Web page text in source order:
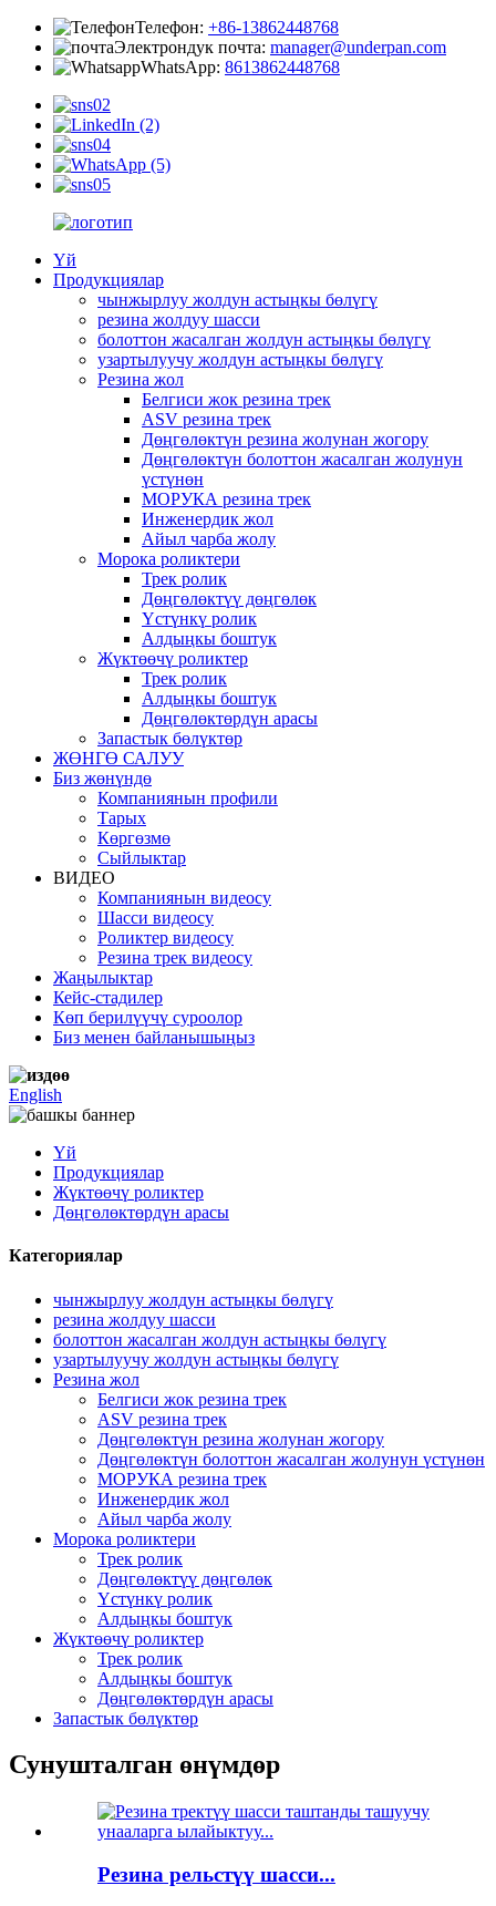
Телефон: +86-13862448768
Электрондук почта: manager@underpan.com
WhatsApp: 8613862448768
Үй
Продукциялар
чынжырлуу жолдун астыңкы бөлүгү
резина жолдуу шасси
болоттон жасалган жолдун астыңкы бөлүгү
узартылуучу жолдун астыңкы бөлүгү
Резина жол
Белгиси жок резина трек
ASV резина трек
Дөңгөлөктүн резина жолунан жогору
Дөңгөлөктүн болоттон жасалган жолунун
үстүнөн
МОРУКА резина трек
Инженердик жол
Айыл чарба жолу
Морока роликтери
Трек ролик
Дөңгөлөктүү дөңгөлөк
Үстүнкү ролик
Алдыңкы боштук
Жүктөөчү роликтер
Трек ролик
Алдыңкы боштук
Дөңгөлөктөрдүн арасы
Запастык бөлүктөр
ЖӨНГӨ САЛУУ
Биз жөнүндө
Компаниянын профили
Тарых
Көргөзмө
Сыйлыктар
ВИДЕО
Компаниянын видеосу
Шасси видеосу
Роликтер видеосу
Резина трек видеосу
Жаңылыктар
Кейс-стадилер
Көп берилүүчү суроолор
Биз менен байланышыңыз
English
Үй
Продукциялар
Жүктөөчү роликтер
Дөңгөлөктөрдүн арасы
Категориялар
чынжырлуу жолдун астыңкы бөлүгү
резина жолдуу шасси
болоттон жасалган жолдун астыңкы бөлүгү
узартылуучу жолдун астыңкы бөлүгү
Резина жол
Белгиси жок резина трек
ASV резина трек
Дөңгөлөктүн резина жолунан жогору
Дөңгөлөктүн болоттон жасалган жолунун үстүнөн
МОРУКА резина трек
Инженердик жол
Айыл чарба жолу
Морока роликтери
Трек ролик
Дөңгөлөктүү дөңгөлөк
Үстүнкү ролик
Алдыңкы боштук
Жүктөөчү роликтер
Трек ролик
Алдыңкы боштук
Дөңгөлөктөрдүн арасы
Запастык бөлүктөр
Сунушталган өнүмдөр
Резина рельстүү шасси...